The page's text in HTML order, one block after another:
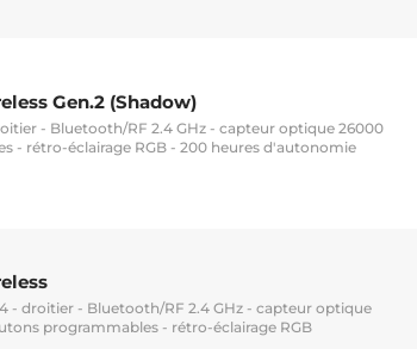
Gen.2 (Shadow)
- Bluetooth/RF 2.4 GHz - capteur optique 26000
- rétro-éclairage RGB - 200 heures d'autonomie
- droitier - Bluetooth/RF 2.4 GHz - capteur optique
programmables - rétro-éclairage RGB